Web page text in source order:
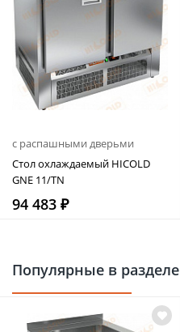
с распашными дверьми
Стол охлаждаемый HICOLD
GNE 11/TN
94 483 ₽
Популярные в разделе